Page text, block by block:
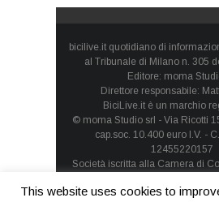
bicilive.it quotidiano di
al Tribunale di Milano n. 305
Editore: moma
Direttore responsabile:
BiciLive.it è un marchio
© moma Studio srl - Via Ricotti
cap.soc. 10.400 euro I.V. -
12455220157
Società iscritta alla Camera di
socio unico
This website uses cookies to